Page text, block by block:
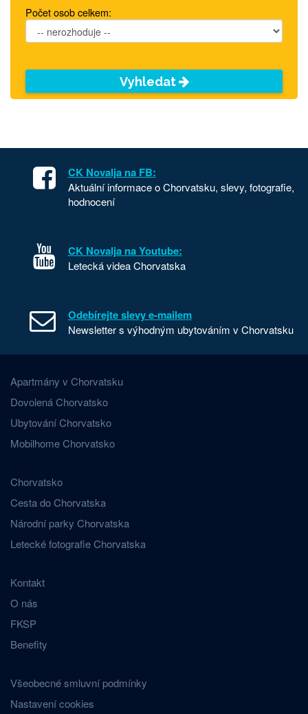
Počet osob celkem:
Vyhledat
CK Novalja na FB:
Aktuální informace o Chorvatsku, slevy, fotografie,
hodnocení
CK Novalja na Youtube:
Letecká videa Chorvatska
Odebírejte slevy e-mailem
Newsletter s výhodným ubytováním v Chorvatsku
Apartmány v Chorvatsku
Dovolená Chorvatsko
Ubytování Chorvatsko
Mobilhome Chorvatsko
Chorvatsko
Cesta do Chorvatska
Národní parky Chorvatska
Letecké fotografie Chorvatska
Kontakt
O nás
FKSP
Benefity
Všeobecné smluvní podmínky
Nastavení cookies